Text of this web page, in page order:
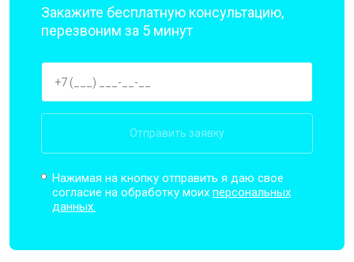
Закажите бесплатную консультацию,
перезвоним за 5 минут
Отправить заявку
Нажимая на кнопку отправить я даю свое
согласие на обработку моихперсональных
данных.